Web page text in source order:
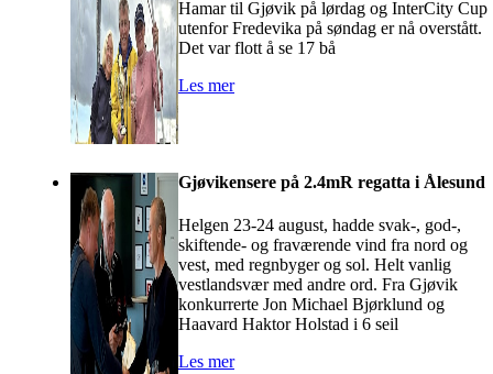
Hamar til Gjøvik på lørdag og InterCity Cup
utenfor Fredevika på søndag er nå overstått.
Det var flott å se 17 bå
Les mer
Gjøvikensere på 2.4mR regatta i Ålesund
Helgen 23-24 august, hadde svak-, god-,
skiftende- og fraværende vind fra nord og
vest, med regnbyger og sol. Helt vanlig
vestlandsvær med andre ord. Fra Gjøvik
konkurrerte Jon Michael Bjørklund og
Haavard Haktor Holstad i 6 seil
Les mer